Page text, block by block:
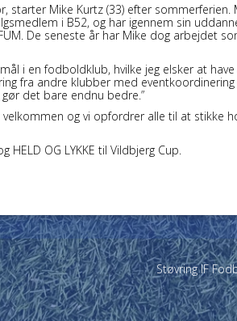
starter Mike Kurtz (33) efter
i B52, og har igennem sin
De seneste år har Mike dog arbejdet
i en fodboldklub, hvilke jeg elsker at
fra andre klubber med
det bare endnu bedre.”
og vi opfordrer alle til at stikke
HELD OG LYKKE til Vildbjerg Cup.
Støvring IF